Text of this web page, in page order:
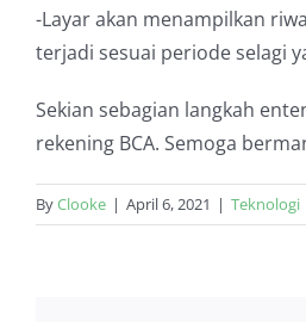
-Layar akan menampilkan
terjadi sesuai periode selagi
Sekian sebagian langkah
rekening BCA. Semoga
ByClooke | April 6, 2021 | Teknologi